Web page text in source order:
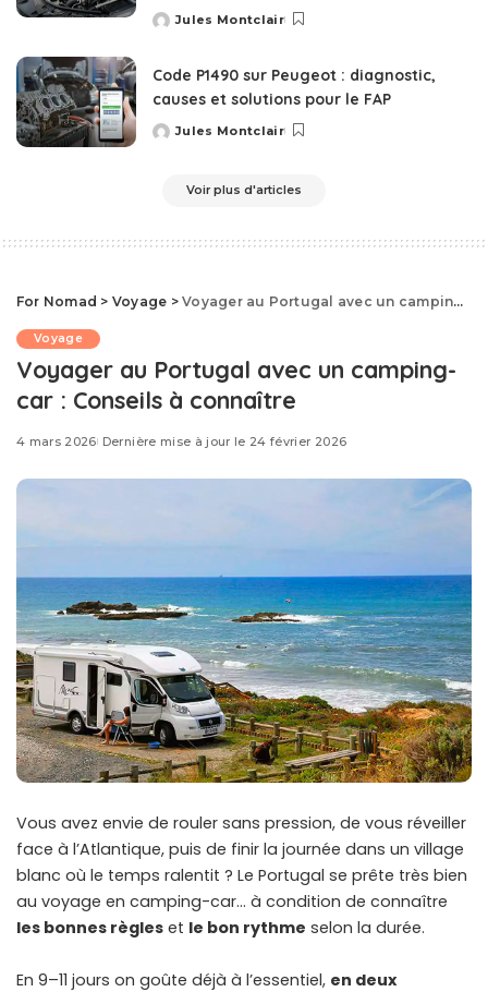
Posted
Jules Montclair
Code P1490 sur Peugeot : diagnostic,
causes et solutions pour le FAP
Posted
Jules Montclair
Voir plus d'articles
For Nomad > Voyage >Voyager au Portugal avec un camping-car : Conseils à connaître
Voyage
Voyager au Portugal avec un camping-
car : Conseils à connaître
4 mars 2026 Dernière mise à jour le 24 février 2026
Vous avez envie de rouler sans pression, de vous réveiller
face à l’Atlantique, puis de finir la journée dans un village
blanc où le temps ralentit ? Le Portugal se prête très bien
au voyage en camping-car… à condition de connaître
les bonnes règles et le bon rythme selon la durée.
En 9–11 jours on goûte déjà à l’essentiel, en deux